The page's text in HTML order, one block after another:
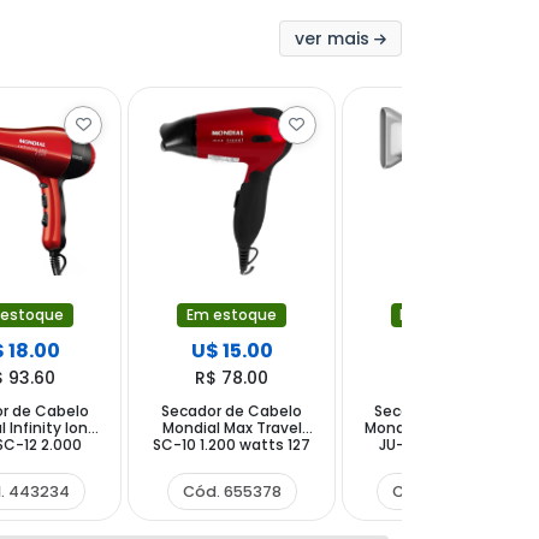
ver mais
18.00
93.60
de Cabelo
Infinity Ion
12 2.000
Preto
443234
Em estoque
U$ 15.00
R$ 78.00
Secador de Cabelo
Mondial Max Travel
SC-10 1.200 watts 127
Vermelho Preto
Cód. 655378
Em estoque
Secador de Cabelo
Mondial Juliette SCT-
JU-03 1.200 watts
Cód. 1624359